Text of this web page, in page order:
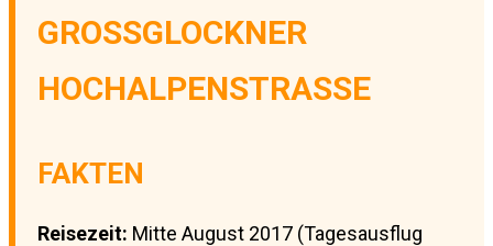
GROSSGLOCKNER
HOCHALPENSTRASSE
FAKTEN
Reisezeit: Mitte August 2017 (Tagesausflug